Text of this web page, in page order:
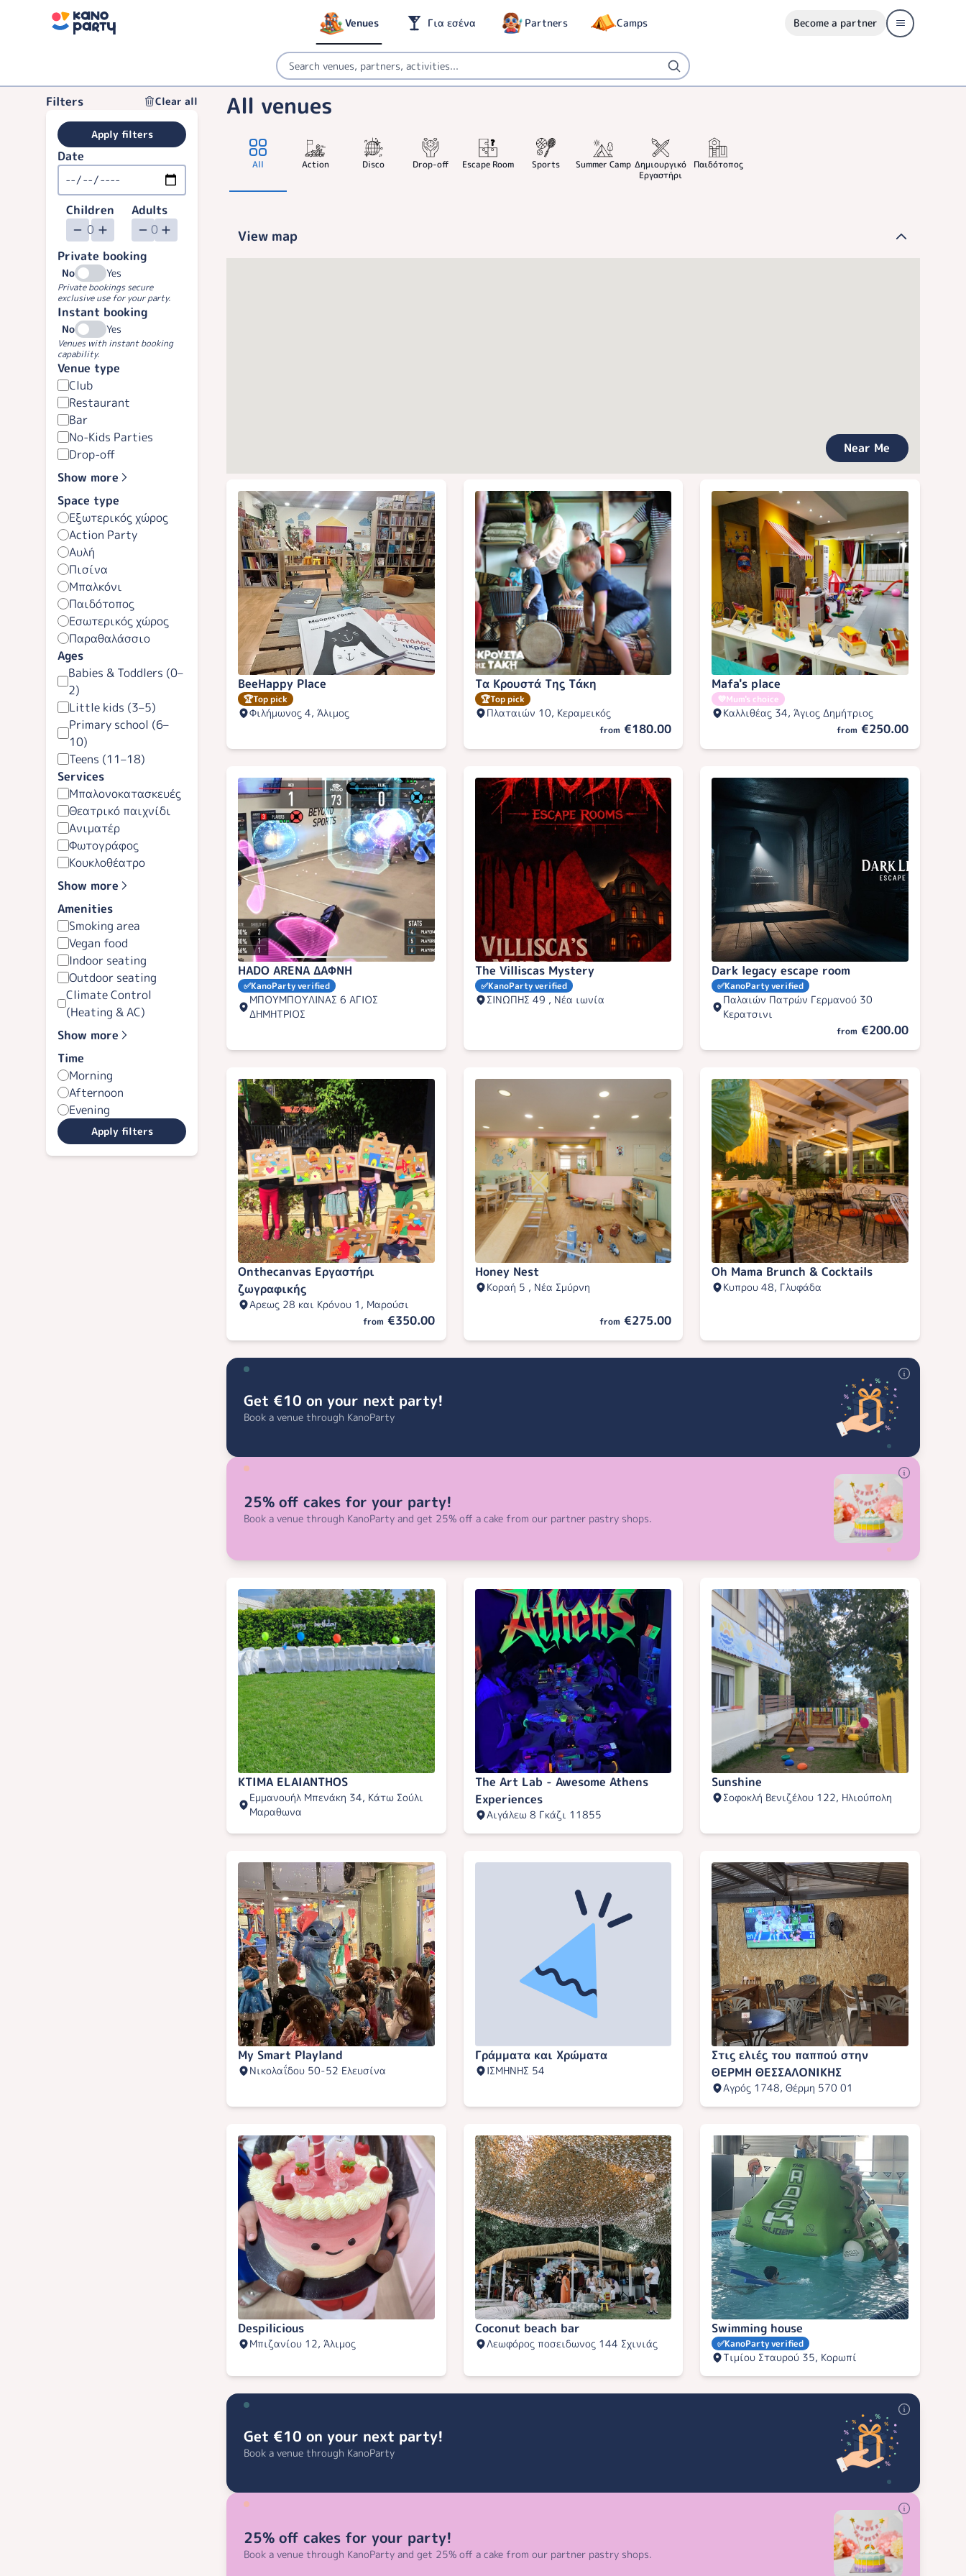
Venues Για εσένα Partners Camps Become a partner
Filters Clear all
Apply filters
Date
Children Adults
Private booking
No Yes
Private bookings secure
exclusive use for your party.
Instant booking
No Yes
Venues with instant booking
capability.
Venue type
Club
Restaurant
Bar
No-Kids Parties
Drop-off
Show more
Space type
Εξωτερικός χώρος
Action Party
Αυλή
Πισίνα
Μπαλκόνι
Παιδότοπος
Εσωτερικός χώρος
Παραθαλάσσιο
Ages
Babies & Toddlers (0–
2)
Little kids (3–5)
Primary school (6–
10)
Teens (11–18)
Services
Μπαλονοκατασκευές
Θεατρικό παιχνίδι
Ανιματέρ
Φωτογράφος
Κουκλοθέατρο
Show more
Amenities
Smoking area
Vegan food
Indoor seating
Outdoor seating
Climate Control
(Heating & AC)
Show more
Time
Morning
Afternoon
Evening
Apply filters
All venues
All Action Disco Drop-off Escape Room Sports Summer Camp Δημιουργικό
Εργαστήρι
Παιδότοπος
View map
Near Me
BeeHappy Place
🏆Top pick
Φιλήμωνος 4, Άλιμος
Τα Κρουστά Της Τάκη
🏆Top pick
Πλαταιών 10, Κεραμεικός
from €180.00
Mafa's place
💜Mum's choice
Καλλιθέας 34, Άγιος Δημήτριος
from €250.00
HADO ARENA ΔΑΦΝΗ
✅KanoParty verified
ΜΠΟΥΜΠΟΥΛΙΝΑΣ 6 ΑΓΙΟΣ
ΔΗΜΗΤΡΙΟΣ
The Villiscas Mystery
✅KanoParty verified
ΣΙΝΩΠΗΣ 49 , Νέα ιωνία
Dark legacy escape room
✅KanoParty verified
Παλαιών Πατρών Γερμανού 30
Κερατσινι
from €200.00
Onthecanvas Εργαστήρι
ζωγραφικής
Αρεως 28 και Κρόνου 1, Μαρούσι
from €350.00
Honey Nest
Κοραή 5 , Νέα Σμύρνη
from €275.00
Oh Mama Brunch & Cocktails
Κυπρου 48, Γλυφάδα
Get €10 on your next party!
Book a venue through KanoParty
25% off cakes for your party!
Book a venue through KanoParty and get 25% off a cake from our partner pastry shops.
KTIMA ELAIANTHOS
Εμμανουήλ Μπενάκη 34, Κάτω Σούλι
Μαραθωνα
The Art Lab - Awesome Athens
Experiences
Αιγάλεω 8 Γκάζι 11855
Sunshine
Σοφοκλή Βενιζέλου 122, Ηλιούπολη
Μy Smart Playland
Νικολαΐδου 50-52 Ελευσίνα
Γράμματα και Χρώματα
ΙΣΜΗΝΗΣ 54
Στις ελιές του παππού στην
ΘΕΡΜΗ ΘΕΣΣΑΛΟΝΙΚΗΣ
Αγρός 1748, Θέρμη 570 01
Despilicious
Μπιζανίου 12, Άλιμος
Coconut beach bar
Λεωφόρος ποσειδωνος 144 Σχινιάς
Swimming house
✅KanoParty verified
Τιμίου Σταυρού 35, Κορωπί
Get €10 on your next party!
Book a venue through KanoParty
25% off cakes for your party!
Book a venue through KanoParty and get 25% off a cake from our partner pastry shops.